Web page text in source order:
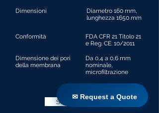
Dimensioni
Diametro 160 mm,
lunghezza 1650 mm
Conformità
FDA CFR 21 Titolo 21
e Reg. CE. 10/2011
Dimensione dei pori
della membrana
Da 0,4 a 0,6 mm
nominale,
microfiltrazione
Scarica Brochure
✉ Request a Quote
✉ Request a Quote